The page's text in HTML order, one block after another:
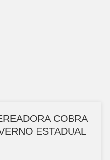
COBRA
ESTADUAL